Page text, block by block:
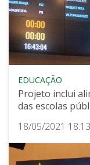
EDUCAÇÃO
Projeto inclui
das escolas
18/05/2021 18:13